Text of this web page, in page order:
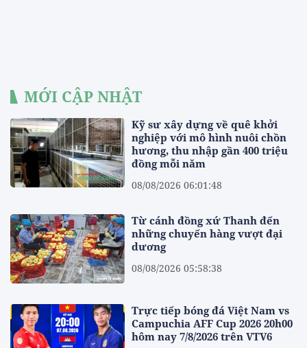
MỚI CẬP NHẬT
Kỹ sư xây dựng về quê khởi
nghiệp với mô hình nuôi chồn
hương, thu nhập gần 400 triệu
đồng mỗi năm
08/08/2026 06:01:48
Từ cánh đồng xứ Thanh đến
những chuyến hàng vượt đại
dương
08/08/2026 05:58:38
Trực tiếp bóng đá Việt Nam vs
Campuchia AFF Cup 2026 20h00
hôm nay 7/8/2026 trên VTV6